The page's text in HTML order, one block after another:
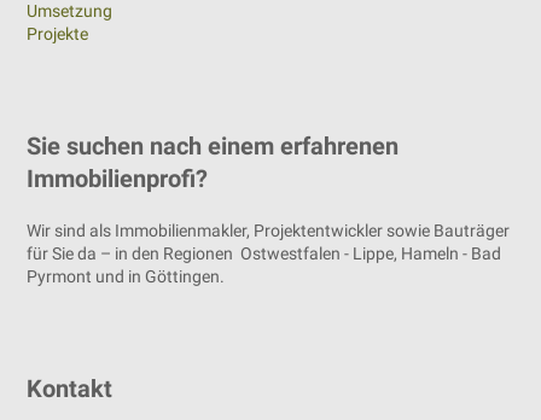
Umsetzung
Projekte
Sie suchen nach einem erfahrenen
Immobilienprofi?
Wir sind als Immobilienmakler, Projektentwickler sowie Bauträger
für Sie da – in den Regionen Ostwestfalen - Lippe, Hameln - Bad
Pyrmont und in Göttingen.
Kontakt